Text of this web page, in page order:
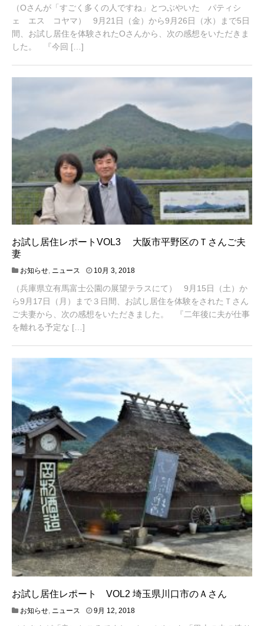
2
0
2
（Oさんが「すごく多くの人ですね」とつぶやいた パティシ
ェ エス コヤマ） 9月21日（金）から9月26日（水）まで5日
間、お試し居住を体験されたOさんから、次の感想をいただきま
した。 『今回 […]
お試し居住レポートVOL3 大阪市平野区のＴさんご夫
妻
お知らせ, ニュース 10月 3, 20184
2
0
2
（兵庫県立有馬富士公園の展望テラスにて） 9月15日（土）か
ら9月17日（月）まで３日間、お試し居住を体験をされたＴさん
ご夫妻から、次の感想をいただきました。 『二年後に夫が仕事
を離れる予定な […]
お試し居住レポート VOL2 埼玉県川口市のＡさん
お知らせ ニュース 9月 12, 20184